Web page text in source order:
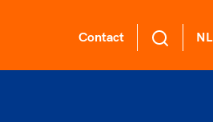
Contact NL